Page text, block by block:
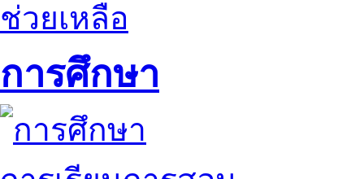
ช่วยเหลือ
การศึกษา